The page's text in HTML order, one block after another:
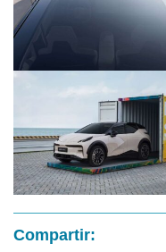
Compartir: